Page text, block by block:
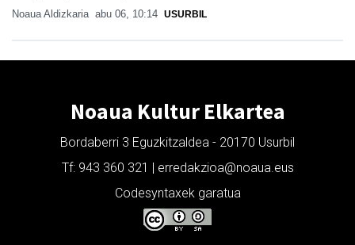
Noaua Aldizkaria abu 06, 10:14 USURBIL
Noaua Kultur Elkartea
Bordaberri 3 Eguzkitzaldea - 20170 Usurbil
Tf: 943 360 321 | erredakzioa@noaua.eus
Codesyntaxek garatua